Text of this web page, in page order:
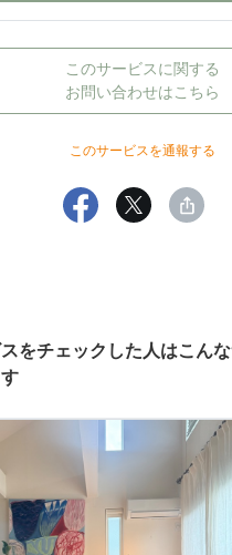
このサービスに関する
お問い合わせはこちら
このサービスを通報する
をチェックした人はこん